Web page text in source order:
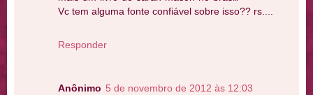
Vc tem alguma fonte confiável sobre isso?? rs....
Responder
Anônimo 5 de novembro de 2012 às 12:03